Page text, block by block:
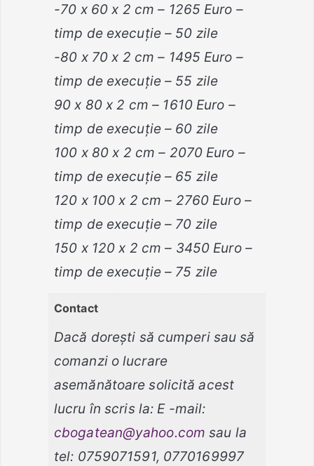
-70 x 60 x 2 cm – 1265 Euro –
timp de execuție – 50 zile
-80 x 70 x 2 cm – 1495 Euro –
timp de execuție – 55 zile
90 x 80 x 2 cm – 1610 Euro –
timp de execuție – 60 zile
100 x 80 x 2 cm – 2070 Euro –
timp de execuție – 65 zile
120 x 100 x 2 cm – 2760 Euro –
timp de execuție – 70 zile
150 x 120 x 2 cm – 3450 Euro –
timp de execuție – 75 zile
Contact
Dacă doreşti să cumperi sau să
comanzi o lucrare
asemănătoare solicită acest
lucru în scris la: E -mail:
cbogatean@yahoo.com sau la
tel: 0759071591, 0770169997